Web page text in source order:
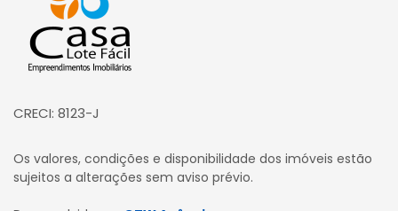
CRECI: 8123-J
Os valores, condições e disponibilidade dos imóveis estão
sujeitos a alterações sem aviso prévio.